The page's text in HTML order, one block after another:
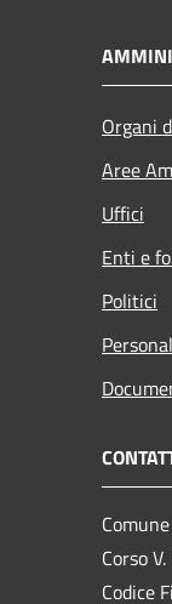
Organi
Aree
Uffici
Enti e
Politici
Corso
Codice